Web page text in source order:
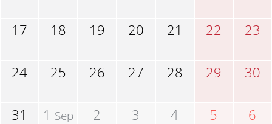
17 18 19 20 21 22 23
24 25 26 27 28 29 30
31 1 Sep 2 3 4 5 6